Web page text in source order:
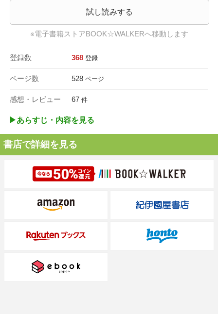
試し読みする
※電子書籍ストアBOOK☆WALKERへ移動します
登録数 368 登録
ページ数 528 ページ
感想・レビュー 67 件
▶︎あらすじ・内容を見る
書店で詳細を見る